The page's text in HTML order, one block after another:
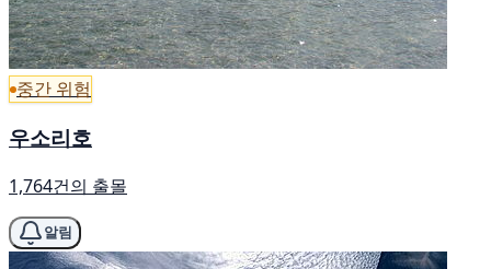
중간 위험
우소리호
1,764건의 출몰
알림